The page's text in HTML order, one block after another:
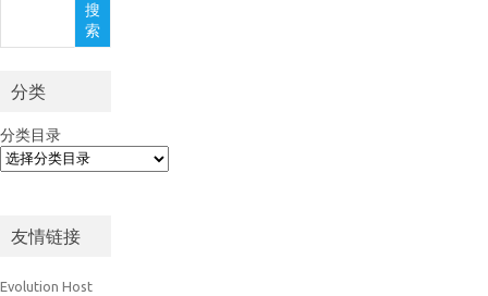
搜
索
分类
分类目录
友情链接
Evolution Host